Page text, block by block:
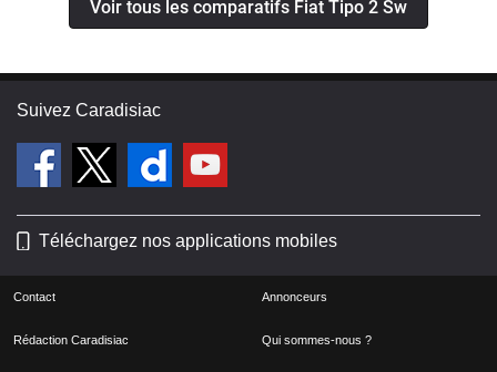
Voir tous les comparatifs Fiat Tipo 2 Sw
Suivez Caradisiac
Téléchargez nos applications mobiles
Contact Annonceurs
Rédaction Caradisiac Qui sommes-nous ?